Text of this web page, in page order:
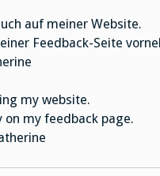
auf meiner Website.
Feedback-Seite
my website.
my feedback page.